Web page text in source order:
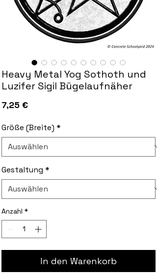
Heavy Metal Yog Sothoth und
Luzifer Sigil Bügelaufnäher
7,25 €Preis
Größe (Breite) *
Gestaltung *
Anzahl *
In den Warenkorb